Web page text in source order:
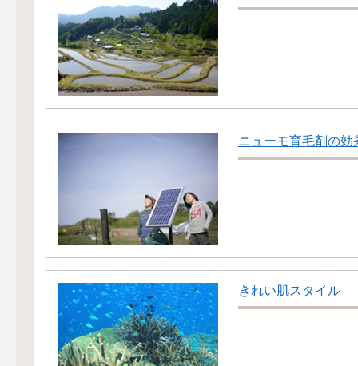
ニューモ育毛剤の効
きれい肌スタイル